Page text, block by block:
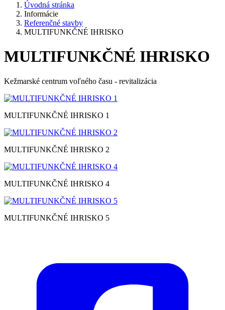
Úvodná stránka
Informácie
Referenčné stavby
MULTIFUNKČNÉ IHRISKO
MULTIFUNKČNÉ IHRISKO
Kežmarské centrum voľného času - revitalizácia
MULTIFUNKČNÉ IHRISKO 1
MULTIFUNKČNÉ IHRISKO 2
MULTIFUNKČNÉ IHRISKO 4
MULTIFUNKČNÉ IHRISKO 5